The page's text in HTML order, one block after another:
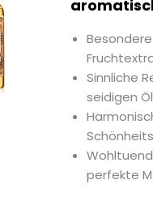
Sinnliche
seidigen
perfekte